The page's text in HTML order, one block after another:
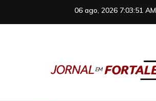
06 ago, 2026 7:03:51 AM